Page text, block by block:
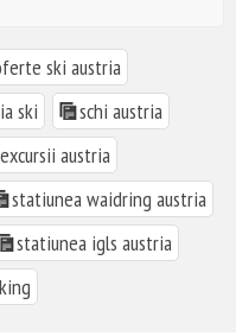
ski austria
ski
schi austria
excursii austria
statiunea waidring austria
statiunea igls austria